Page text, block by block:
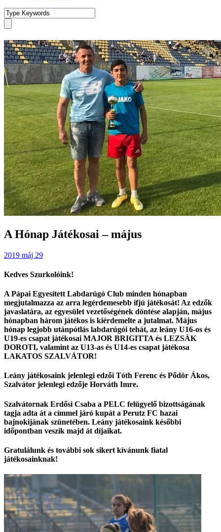
A Hónap Játékosai – május
2019 máj 29
Kedves Szurkolóink!
A Pápai Egyesített Labdarúgó Club minden hónapban
megjutalmazza az arra legérdemesebb ifjú játékosát! Az edzők
javaslatára, az egyesület vezetőségének döntése alapján, május
hónapban három játékos is kiérdemelte a jutalmat. Május
hónap legjobb utánpótlás labdarúgói tehát, az leány U16-os és
U19-es csapat játékosai MAJOR BRIGITTA és LEZSÁK
DOROTI, valamint az U13-as és U14-es csapat játékosa
LAKATOS SZALVÁTOR!
Leány játékosaink jelenlegi edzői Tóth Ferenc és Pődör Ákos,
Szalvátor jelenlegi edzője Horváth Imre.
Szalvátornak Erdősi Csaba a PELC felügyelő bizottságának
tagja adta át a címmel járó kupát a Perutz FC hazai
bajnokijának szünetében. Leány játékosaink későbbi
időpontban veszik majd át díjaikat.
Gratulálunk és további sok sikert kívánunk fiatal
játékosainknak!